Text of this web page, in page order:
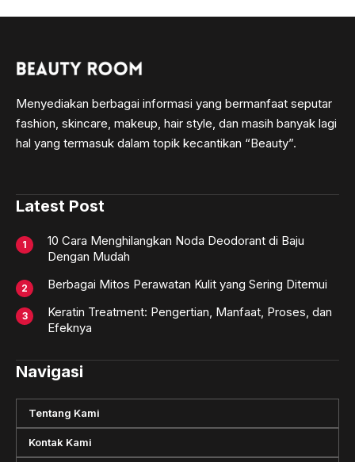
Menyediakan berbagai informasi yang bermanfaat seputar
fashion, skincare, makeup, hair style, dan masih banyak lagi
hal yang termasuk dalam topik kecantikan “Beauty”.
Latest Post
10 Cara Menghilangkan Noda Deodorant di Baju
Dengan Mudah
Berbagai Mitos Perawatan Kulit yang Sering Ditemui
Keratin Treatment: Pengertian, Manfaat, Proses, dan
Efeknya
Navigasi
Tentang Kami
Kontak Kami